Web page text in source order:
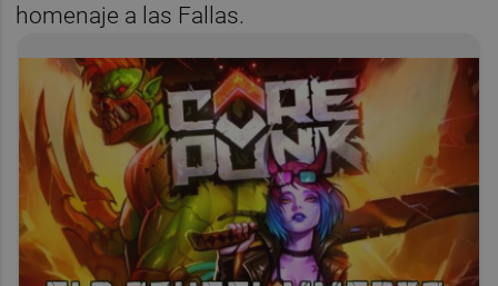
homenaje a las Fallas.